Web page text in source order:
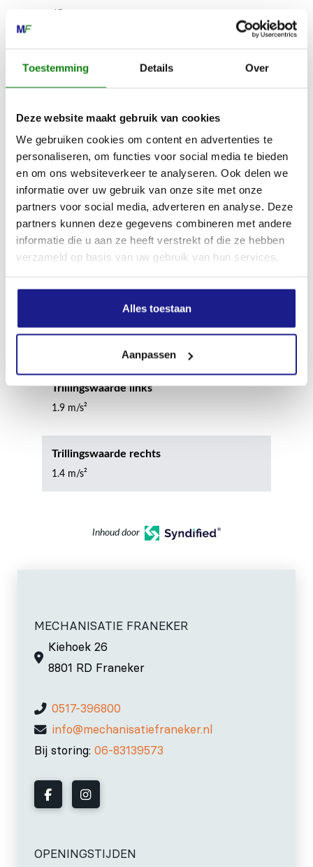
Toestemming Details Over
Deze website maakt gebruik van cookies
We gebruiken cookies om content en advertenties te
personaliseren, om functies voor social media te bieden
en om ons websiteverkeer te analyseren. Ook delen we
informatie over uw gebruik van onze site met onze
partners voor social media, adverteren en analyse. Deze
partners kunnen deze gegevens combineren met andere
informatie die u aan ze heeft verstrekt of die ze hebben
verzameld op basis van uw gebruik van hun services.
Alles toestaan
Aanpassen
Max. autonomie AS 2 accu
50 min
Apparaatlengte met mes
89 cm
Geluidsdrukniveau
Trillingswaarde links
1.9 m/s²
Trillingswaarde rechts
1.4 m/s²
Inhoud door
MECHANISATIE FRANEKER
Kiehoek 26
8801 RD Franeker
0517-396800
info@mechanisatiefraneker.nl
Bij storing: 06-83139573
OPENINGSTIJDEN